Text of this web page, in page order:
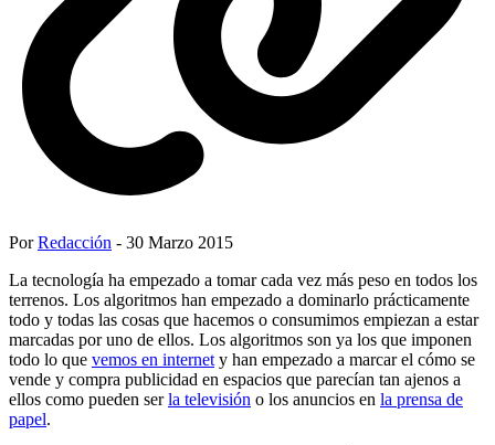
PorRedacción - 30 Marzo 2015
La tecnología ha empezado a tomar cada vez más peso en todos los
terrenos. Los algoritmos han empezado a dominarlo prácticamente
todo y todas las cosas que hacemos o consumimos empiezan a estar
marcadas por uno de ellos. Los algoritmos son ya los que imponen
todo lo que vemos en internet y han empezado a marcar el cómo se
vende y compra publicidad en espacios que parecían tan ajenos a
ellos como pueden serla televisión o los anuncios en la prensa de
papel.